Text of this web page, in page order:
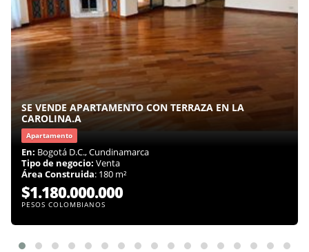
SE VENDE APARTAMENTO CON TERRAZA EN LA
CAROLINA.A
Apartamento
En: Bogotá D.C., Cundinamarca
Tipo de negocio: Venta
Área Construida: 180 m²
$1.180.000.000
PESOS COLOMBIANOS